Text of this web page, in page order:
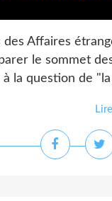
Affaires
le sommet
à la question de